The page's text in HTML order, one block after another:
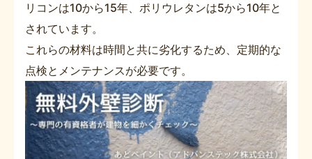
リコンは10から15年、ポリウレタンは5から10年と
されています。
これらの材料は時間と共に劣化するため、定期的な
点検とメンテナンスが必要です。